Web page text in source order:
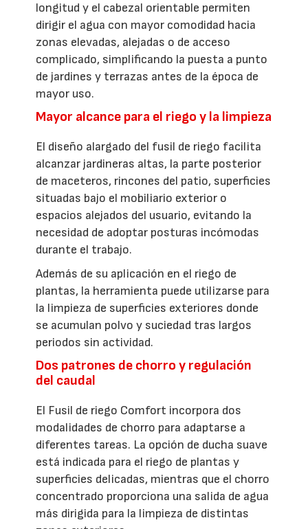
longitud y el cabezal orientable permiten
dirigir el agua con mayor comodidad hacia
zonas elevadas, alejadas o de acceso
complicado, simplificando la puesta a punto
de jardines y terrazas antes de la época de
mayor uso.
Mayor alcance para el riego y la limpieza
El diseño alargado del fusil de riego facilita
alcanzar jardineras altas, la parte posterior
de maceteros, rincones del patio, superficies
situadas bajo el mobiliario exterior o
espacios alejados del usuario, evitando la
necesidad de adoptar posturas incómodas
durante el trabajo.
Además de su aplicación en el riego de
plantas, la herramienta puede utilizarse para
la limpieza de superficies exteriores donde
se acumulan polvo y suciedad tras largos
periodos sin actividad.
Dos patrones de chorro y regulación
del caudal
El Fusil de riego Comfort incorpora dos
modalidades de chorro para adaptarse a
diferentes tareas. La opción de ducha suave
está indicada para el riego de plantas y
superficies delicadas, mientras que el chorro
concentrado proporciona una salida de agua
más dirigida para la limpieza de distintas